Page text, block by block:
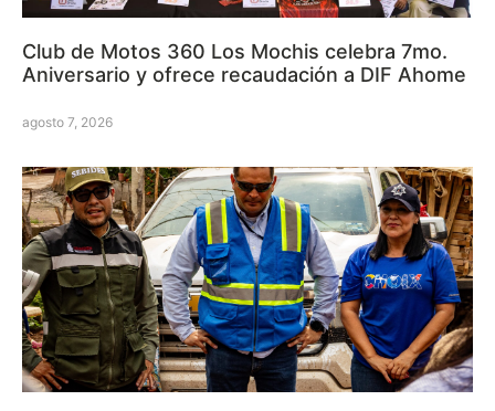
Club de Motos 360 Los Mochis celebra 7mo.
Aniversario y ofrece recaudación a DIF Ahome
agosto 7, 2026